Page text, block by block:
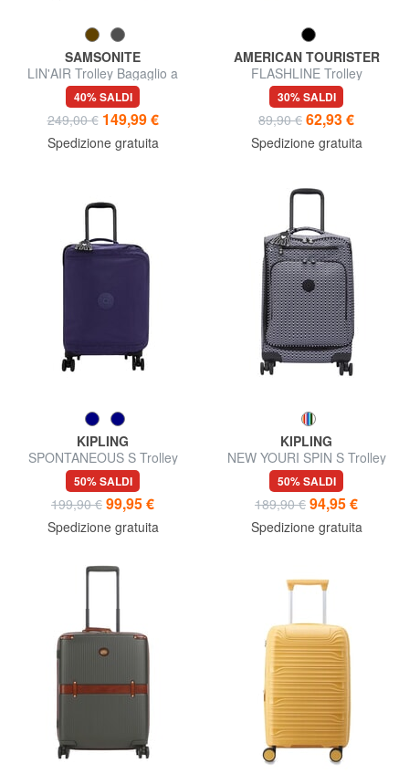
SAMSONITE
LIN'AIR Trolley Bagaglio a
Mano espandibile
40% SALDI
249,00 € 149,99 €
Spedizione gratuita
AMERICAN TOURISTER
FLASHLINE Trolley
Underseater ok Easyjet
30% SALDI
89,90 € 62,93 €
Spedizione gratuita
KIPLING
SPONTANEOUS S Trolley
bagaglio a mano
50% SALDI
199,90 € 99,95 €
Spedizione gratuita
KIPLING
NEW YOURI SPIN S Trolley
misura piccola
50% SALDI
189,90 € 94,95 €
Spedizione gratuita